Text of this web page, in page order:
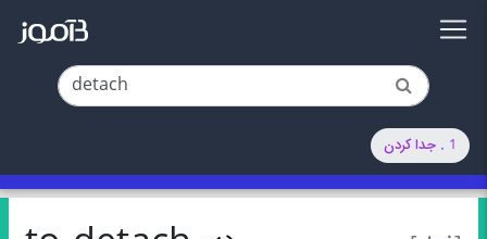
1 . جدا کردن